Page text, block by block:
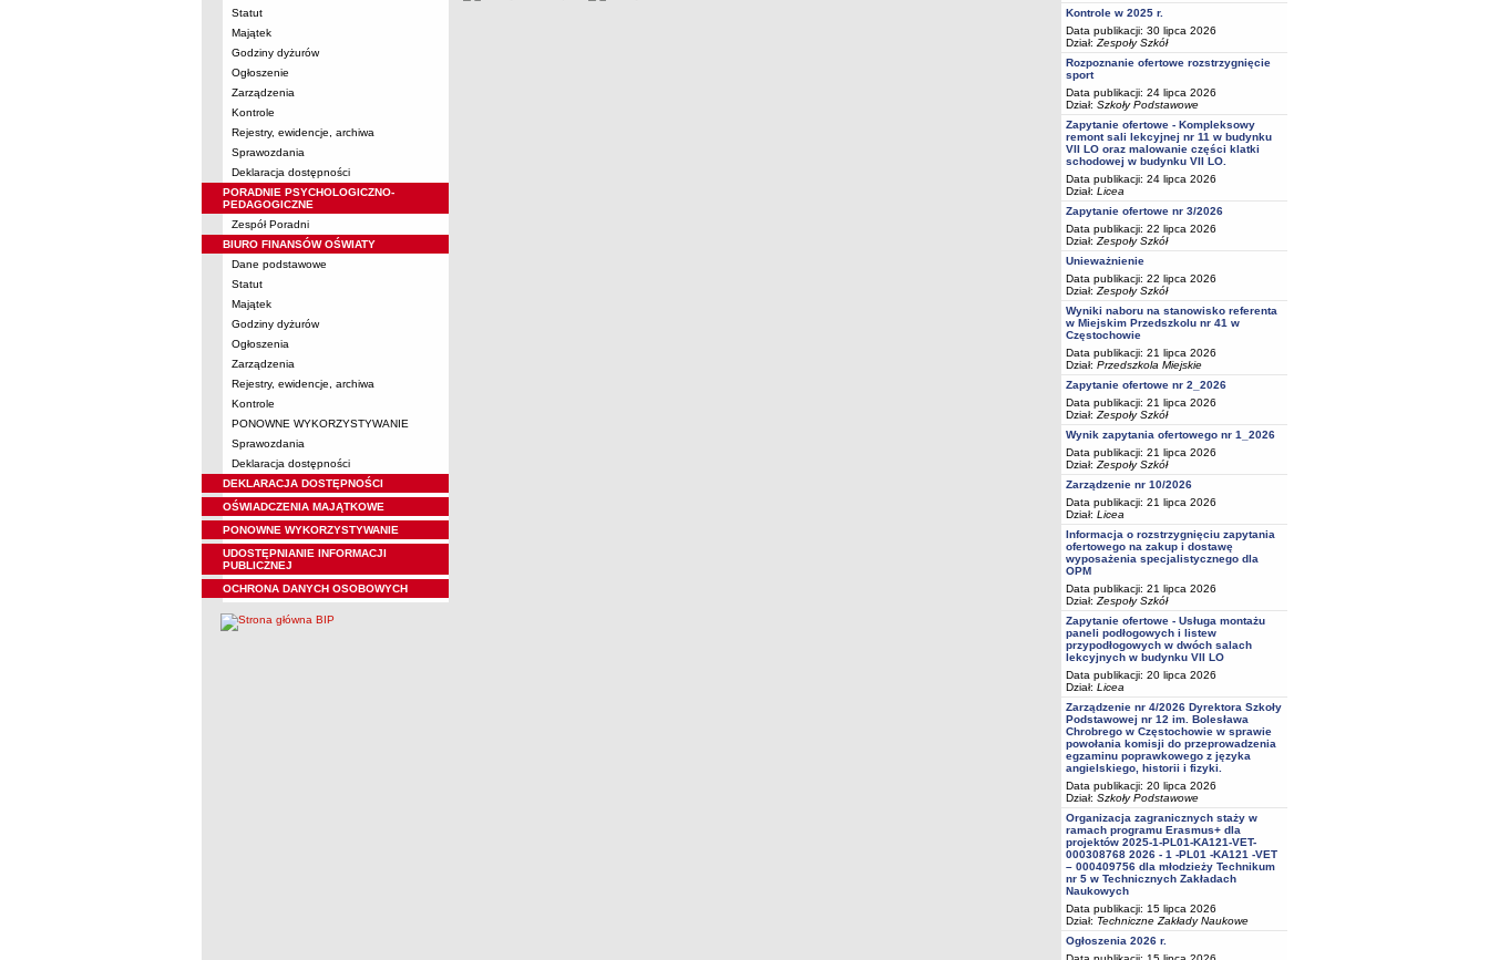
Statut
Majątek
Godziny dyżurów
Ogłoszenie
Zarządzenia
Kontrole
Rejestry, ewidencje, archiwa
Sprawozdania
Deklaracja dostępności
PORADNIE PSYCHOLOGICZNO-
PEDAGOGICZNE
Zespół Poradni
BIURO FINANSÓW OŚWIATY
Dane podstawowe
Statut
Majątek
Godziny dyżurów
Ogłoszenia
Zarządzenia
Rejestry, ewidencje, archiwa
Kontrole
PONOWNE WYKORZYSTYWANIE
Sprawozdania
Deklaracja dostępności
DEKLARACJA DOSTĘPNOŚCI
OŚWIADCZENIA MAJĄTKOWE
PONOWNE WYKORZYSTYWANIE
UDOSTĘPNIANIE INFORMACJI
PUBLICZNEJ
OCHRONA DANYCH OSOBOWYCH
Kontrole w 2025 r.
Data publikacji: 30 lipca 2026
Dział: Zespoły Szkół
Rozpoznanie ofertowe rozstrzygnięcie
sport
Data publikacji: 24 lipca 2026
Dział: Szkoły Podstawowe
Zapytanie ofertowe - Kompleksowy
remont sali lekcyjnej nr 11 w budynku
VII LO oraz malowanie części klatki
schodowej w budynku VII LO.
Data publikacji: 24 lipca 2026
Dział: Licea
Zapytanie ofertowe nr 3/2026
Data publikacji: 22 lipca 2026
Dział: Zespoły Szkół
Unieważnienie
Data publikacji: 22 lipca 2026
Dział: Zespoły Szkół
Wyniki naboru na stanowisko referenta
w Miejskim Przedszkolu nr 41 w
Częstochowie
Data publikacji: 21 lipca 2026
Dział: Przedszkola Miejskie
Zapytanie ofertowe nr 2_2026
Data publikacji: 21 lipca 2026
Dział: Zespoły Szkół
Wynik zapytania ofertowego nr 1_2026
Data publikacji: 21 lipca 2026
Dział: Zespoły Szkół
Zarządzenie nr 10/2026
Data publikacji: 21 lipca 2026
Dział: Licea
Informacja o rozstrzygnięciu zapytania
ofertowego na zakup i dostawę
wyposażenia specjalistycznego dla
OPM
Data publikacji: 21 lipca 2026
Dział: Zespoły Szkół
Zapytanie ofertowe - Usługa montażu
paneli podłogowych i listew
przypodłogowych w dwóch salach
lekcyjnych w budynku VII LO
Data publikacji: 20 lipca 2026
Dział: Licea
Zarządzenie nr 4/2026 Dyrektora Szkoły
Podstawowej nr 12 im. Bolesława
Chrobrego w Częstochowie w sprawie
powołania komisji do przeprowadzenia
egzaminu poprawkowego z języka
angielskiego, historii i fizyki.
Data publikacji: 20 lipca 2026
Dział: Szkoły Podstawowe
Organizacja zagranicznych staży w
ramach programu Erasmus+ dla
projektów 2025-1-PL01-KA121-VET-
000308768 2026 - 1 -PL01 -KA121 -VET
– 000409756 dla młodzieży Technikum
nr 5 w Technicznych Zakładach
Naukowych
Data publikacji: 15 lipca 2026
Dział: Techniczne Zakłady Naukowe
Ogłoszenia 2026 r.